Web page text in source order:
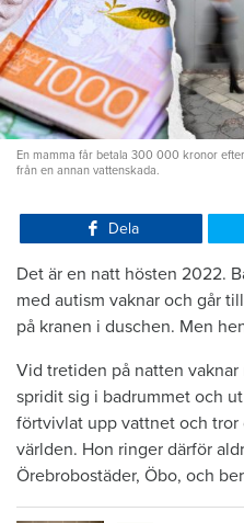
En mamma får betala 300 000 kronor
från en annan vattenskada.
Dela
Det är en natt hösten 2022.
med autism vaknar och går
på kranen i duschen. Men
Vid tretiden på natten
spridit sig i badrummet och
förtvivlat upp vattnet och tror
världen. Hon ringer därför
Örebrobostäder, Öbo, och